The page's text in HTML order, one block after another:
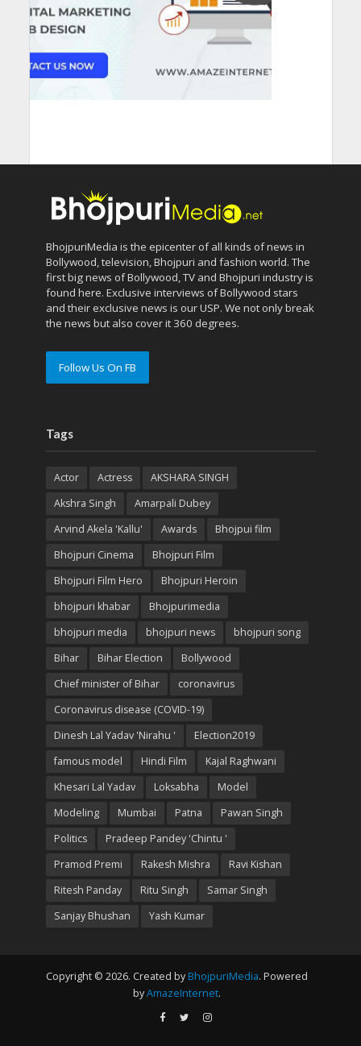
BhojpuriMedia is the epicenter of all kinds of news in
Bollywood, television, Bhojpuri and fashion world. The
first big news of Bollywood, TV and Bhojpuri industry is
found here. Exclusive interviews of Bollywood stars
and their exclusive news is our USP. We not only break
the news but also cover it 360 degrees.
Follow Us On FB
Tags
Actor Actress
AKSHARA SINGH
Akshra Singh
Amarpali Dubey
Arvind Akela 'Kallu'
Awards
Bhojpui film
Bhojpuri Cinema
Bhojpuri Film
Bhojpuri Film Hero
Bhojpuri Heroin
bhojpuri khabar
Bhojpurimedia
bhojpuri media
bhojpuri news
bhojpuri song
Bihar
Bihar Election
Bollywood
Chief minister of Bihar
coronavirus
Coronavirus disease (COVID-19)
Dinesh Lal Yadav 'Nirahu '
Election2019
famous model
Hindi Film
Kajal Raghwani
Khesari Lal Yadav
Loksabha
Model
Modeling
Mumbai Patna
Pawan Singh
Politics
Pradeep Pandey 'Chintu '
Pramod Premi
Rakesh Mishra
Ravi Kishan
Ritesh Panday
Ritu Singh
Samar Singh
Sanjay Bhushan
Yash Kumar
Copyright © 2026. Created by BhojpuriMedia. Powered
byAmazeInternet.